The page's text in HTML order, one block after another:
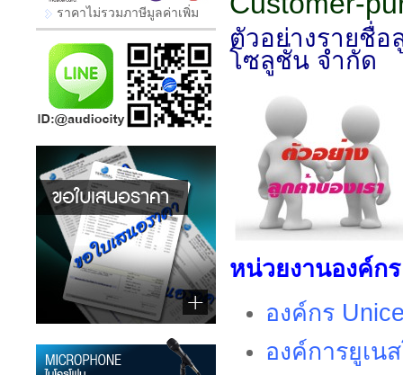
ราคาไม่รวมภาษีมูลค่าเพิ่ม
ตัวอย่างรายชื่
โซลูชั่น จำกัด
หน่วยงานองค์กร
องค์กร
องค์การยูเน